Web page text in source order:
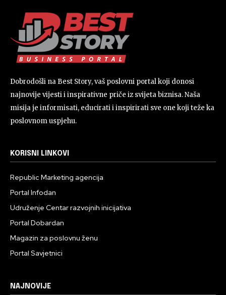
Dobrodošli na Best Story, vaš poslovni portal koji donosi
najnovije vijesti i inspirativne priče iz svijeta biznisa. Naša
misija je informisati, educirati i inspirirati sve one koji teže ka
poslovnom uspjehu.
KORISNI LINKOVI
Republic Marketing agencija
Portal Infodan
Udruženje Centar razvojnih inicijativa
Portal Dobardan
Magazin za poslovnu ženu
Portal Savjetnici
NAJNOVIJE